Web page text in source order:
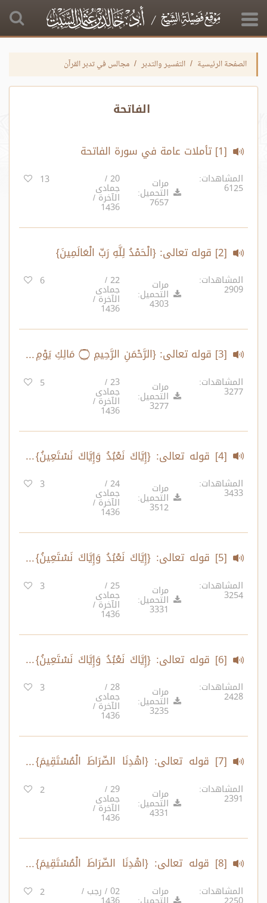
الصفحة الرئيسية التفسير والتدبر مجالس في تدبر القرآن
الفاتحة
[1] تأملات عامة في سورة الفاتحة
المشاهدات:
6125 مرات
التحميل:
7657
20 /
جمادى
الآخرة /
1436
13
[2] قوله تعالى: {الْحَمْدُ لِلَّهِ رَبِّ الْعَالَمِينَ}
المشاهدات:
2909 مرات
التحميل:
4303
22 /
جمادى
الآخرة /
1436
6
[3] قوله تعالى: {الرَّحْمَنِ الرَّحِيمِ ۝ مَالِكِ يَوْمِ
الدِّينِ}
المشاهدات:
3277 مرات
التحميل:
3277
23 /
جمادى
الآخرة /
1436
5
[4] قوله تعالى: {إِيَّاكَ نَعْبُدُ وَإِيَّاكَ نَسْتَعِينُ}
المشاهدات:
3433 مرات
التحميل:
3512
24 /
جمادى
الآخرة /
1436
3
[5] قوله تعالى: {إِيَّاكَ نَعْبُدُ وَإِيَّاكَ نَسْتَعِينُ}
المشاهدات:
3254 مرات
التحميل:
3331
25 /
جمادى
الآخرة /
1436
3
[6] قوله تعالى: {إِيَّاكَ نَعْبُدُ وَإِيَّاكَ نَسْتَعِينُ}
المشاهدات:
2428 مرات
التحميل:
3235
28 /
جمادى
الآخرة /
1436
3
[7] قوله تعالى: {اهْدِنَا الصِّرَاطَ الْمُسْتَقِيمَ}
المشاهدات:
2391 مرات
التحميل:
4331
29 /
جمادى
الآخرة /
1436
2
[8] قوله تعالى: {اهْدِنَا الصِّرَاطَ الْمُسْتَقِيمَ}
المشاهدات: مرات 02 / رجب / 2